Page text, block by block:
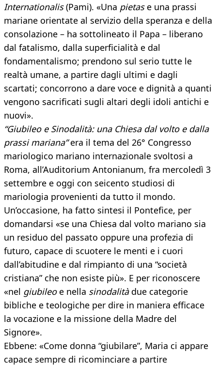
Internationalis(Pami). «Una pietase una prassi
mariane orientate al servizio della speranza e della
consolazione – ha sottolineato il Papa – liberano
dal fatalismo, dalla superficialità e dal
fondamentalismo; prendono sul serio tutte le
realtà umane, a partire dagli ultimi e dagli
scartati; concorrono a dare voce e dignità a quanti
vengono sacrificati sugli altari degli idoli antichi e
nuovi».
“Giubileo e Sinodalità: una Chiesa dal volto e dalla
prassi mariana”era il tema del 26° Congresso
mariologico mariano internazionale svoltosi a
Roma, all’Auditorium Antonianum, fra mercoledì 3
settembre e oggi con seicento studiosi di
mariologia provenienti da tutto il mondo.
Un’occasione, ha fatto sintesi il Pontefice, per
domandarsi «se una Chiesa dal volto mariano sia
un residuo del passato oppure una profezia di
futuro, capace di scuotere le menti e i cuori
dall’abitudine e dal rimpianto di una “società
cristiana” che non esiste più». E per riconoscere
«nel giubileoe nella sinodalità due categorie
bibliche e teologiche per dire in maniera efficace
la vocazione e la missione della Madre del
Signore».
Ebbene: «Come donna “giubilare”, Maria ci appare
capace sempre di ricominciare a partire